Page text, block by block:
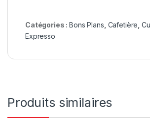
Catégories :Bons Plans Cafetière ,
Expresso
Produits similaires